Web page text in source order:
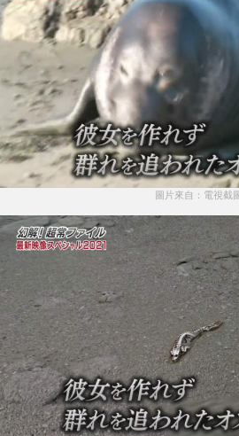
圖片來自：電視截